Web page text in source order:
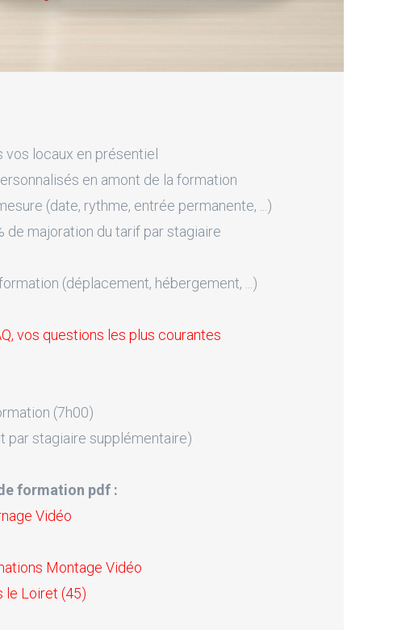
vos locaux en présentiel
en amont de la formation
(date, rythme, entrée permanente, ...)
de majoration du tarif par stagiaire
(déplacement, hébergement, ...)
vos questions les plus courantes
(7h00)
par stagiaire supplémentaire)
formation pdf :
Vidéo
Montage Vidéo
le Loiret (45)